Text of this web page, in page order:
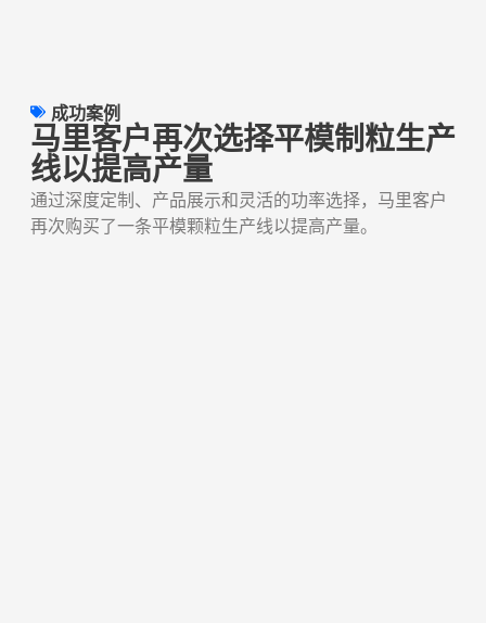
成功案例
马里客户再次选择平模制粒生产
线以提高产量
通过深度定制、产品展示和灵活的功率选择，马里客户
再次购买了一条平模颗粒生产线以提高产量。